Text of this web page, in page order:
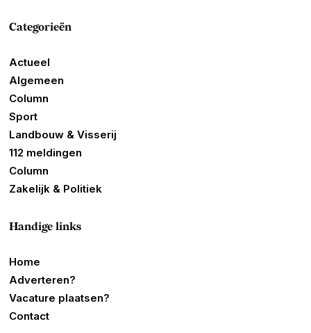
Categorieën
Actueel
Algemeen
Column
Sport
Landbouw & Visserij
112 meldingen
Column
Zakelijk & Politiek
Handige links
Home
Adverteren?
Vacature plaatsen?
Contact